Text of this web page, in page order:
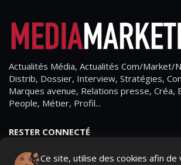
Ce site, utilise des cookies afin de
Actualités Média, Actualités Com/Market/
Distrib, Dossier, Interview, Stratégies,
Marques avenue, Relations presse, Créa,
People, Métier, Profil...
RESTER CONNECTÉ